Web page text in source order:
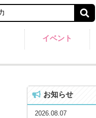
イベント
お知らせ
2026.08.07